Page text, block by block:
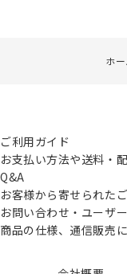
ホ
ご利用ガイド
お支払い方法や送料・
Q&A
お客様から寄せられた
お問い合わせ・ユーザ
商品の仕様、通信販売